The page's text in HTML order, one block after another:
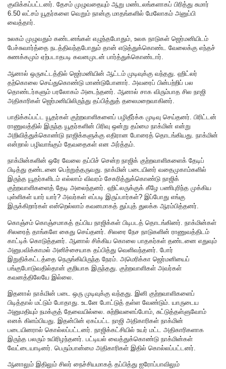
குவிக்கப்பட்டனர். தேசம் முழுவதையும் ஆறு மண்டலங்களாகப் பிரித்து சுமார்
6.50 லட்சம் யூதர்களை வெறும் நான்கு மாதங்களில் மேலோகம் அனுப்பி
வைத்தார்.
உலகம் முழுவதும் கண்டனங்கள் எழுந்தபோதும், உலக நாடுகள் ஜெர்மனியிடம்
பேச்சுவார்த்தை நடத்திவந்தபோதும் தான் எடுத்துக்கொண்ட வேலைக்கு எந்தச்
சுணக்கமும் ஏற்படாதபடி கவனமுடன் பார்த்துக்கொண்டார்.
ஆனால் ஒருகட்டத்தில் ஜெர்மனியின் ஆட்டம் முடிவுக்கு வந்தது. ஹிட்லர்
தற்கொலை செய்துகொண்டு மாண்டுபோனார். அவரைப் பின்பற்றிப் பல
தொண்டர்களும் பரலோகம் அடைந்தனர். ஆனால் சாக விரும்பாத சில நாஜி
அதிகாரிகள் ஜெர்மனியிலிருந்து தப்பித்துத் தலைமறைவாகினர்.
பாதிக்கப்பட்ட யூதர்கள் குற்றவாளிகளைப் பழிதீர்க்க முடிவு செய்தனர். பிரிட்டன்
ராணுவத்தில் இருந்த யூதர்களின் பிரிவு ஒன்று தம்மை நாக்மின் என்று
அறிவித்துக்கொண்டு நாஜிக்களுக்கு எதிரான போரைத் தொடங்கியது. நாக்மின்
என்றால் பழிவாங்கும் தேவதைகள் என அர்த்தம்.
நாக்மின்களின் ஒரே வேலை தப்பிச் சென்ற நாஜிக் குற்றவாளிகளைக் தேடிப்
பிடித்து தண்டனை பெற்றுத்தருவது. நாக்மின் படையினர் வதைமுகாம்களில்
இருந்த யூதர்களிடம் எல்லாம் விவரம் சேகரித்துக்கொண்டு நாஜிக்
குற்றவாளிகளைத் தேடி அலைந்தனர். ஹிட்லருக்குக் கீழே பணிபுரிந்த முக்கிய
புள்ளிகள் யார் யார்? அவர்கள் எப்படி இருப்பார்கள்? இப்போது எங்கு
இருக்கிறார்கள் என்றெல்லாம் கவனமாகத் துப்புத் துலக்க ஆரம்பித்தனர்.
கொஞ்சம் கொஞ்சமாகத் தப்பிய நாஜிக்கள் பிடிபடத் தொடங்கினர். நாக்மின்கள்
சிலரைத் தாங்களே கைது செய்தனர். சிலரை நேச நாடுகளின் ராணுவத்திடம்
காட்டிக் கொடுத்தனர். ஆனால் சிக்கிய கொலை பாதகர்கள் தண்டனை எதுவும்
அனுபவிக்காமல் அனிச்சையாக தப்பித்து வெளிவந்தனர். போர்
இறுதிக்கட்டத்தை நெருங்கியிருந்த நேரம். அமெரிக்கா ஜெர்மனியைப்
பங்குபோடுவதில்தான் குறியாக இருந்தது. குற்றவாளிகள் அவர்கள்
கவனத்திலேயே இல்லை.
இதனால் நாக்மின் படை ஒரு முடிவுக்கு வந்தது. இனி குற்றவாளிகளைப்
பிடித்தால் மட்டும் போதாது. உடனே போட்டுத் தள்ள வேண்டும். யாருடைய
அனுமதியும் நமக்குத் தேவையில்லை. சுற்றிவளைப்போம், சுட்டுத்தள்ளுவோம்
எனக் கிளம்பியது. இதன்பின் ஏகப்பட்ட நாஜி அதிகாரிகள் நாக்மின்
படையினரால் கொல்லப்பட்டனர். நாஜிக்கட்சியில் உயர் மட்ட அதிகாரிகளாக
இருந்த பலரும் உயிரிழந்தனர். பட்டியல் வைத்துக்கொண்டு நாக்மின்கள்
வேட்டையாடினர். பெரும்பான்மை அதிகாரிகள் இதில் கொல்லப்பட்டனர்.
ஆனாலும் இதிலும் சிலர் நைச்சியமாகத் தப்பித்து ஐரோப்பாவிலும்